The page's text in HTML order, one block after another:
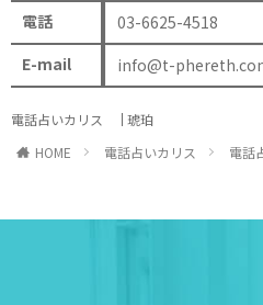
電話
03-6625-4518
E-mail
info@t-
電話占いカリス
琥珀
HOME
電話占いカリス 電話